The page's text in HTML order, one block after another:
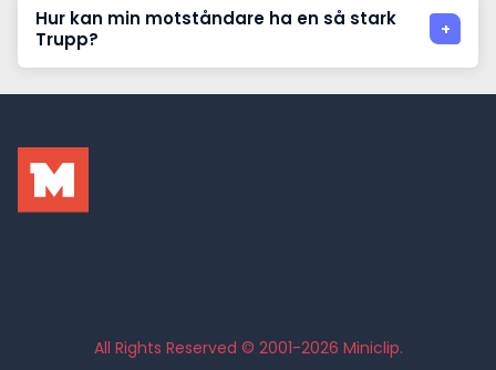
Hur kan min motståndare ha en så stark
Trupp?
All Rights Reserved © 2001-2026 Miniclip.